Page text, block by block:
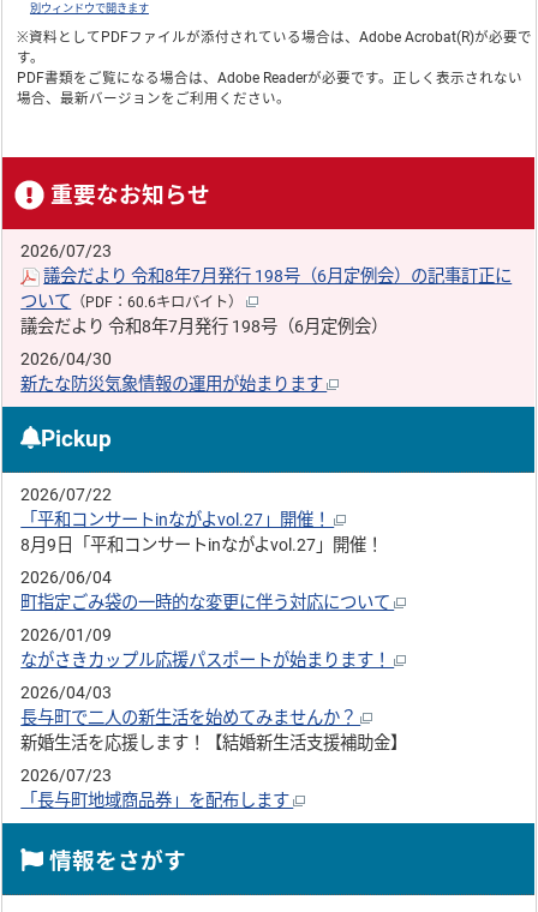
別ウィンドウで開きます
※資料としてPDFファイルが添付されている場合は、Adobe Acrobat(R)が必要で
す。
PDF書類をご覧になる場合は、Adobe Readerが必要です。正しく表示されない
場合、最新バージョンをご利用ください。
重要なお知らせ
2026/07/23
議会だより 令和8年7月発行 198号（6月定例会）の記事訂正に
ついて （PDF：60.6キロバイト）
議会だより 令和8年7月発行 198号（6月定例会）
2026/04/30
新たな防災気象情報の運用が始まります
Pickup
2026/07/22
「平和コンサートinながよvol.27」開催！
8月9日「平和コンサートinながよvol.27」開催！
2026/06/04
町指定ごみ袋の一時的な変更に伴う対応について
2026/01/09
ながさきカップル応援パスポートが始まります！
2026/04/03
長与町で二人の新生活を始めてみませんか？
新婚生活を応援します！【結婚新生活支援補助金】
2026/07/23
「長与町地域商品券」を配布します
情報をさがす